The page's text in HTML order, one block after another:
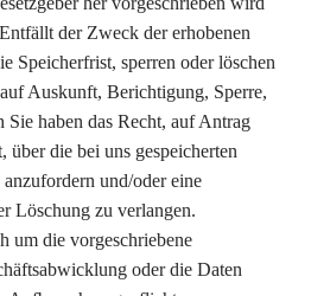
der Zweck der erhobenen
Speicherfrist, sperren oder löschen
Auskunft, Berichtigung, Sperre,
haben das Recht, auf Antrag
die bei uns gespeicherten
und/oder eine
Löschung zu verlangen.
um die vorgeschriebene
oder die Daten